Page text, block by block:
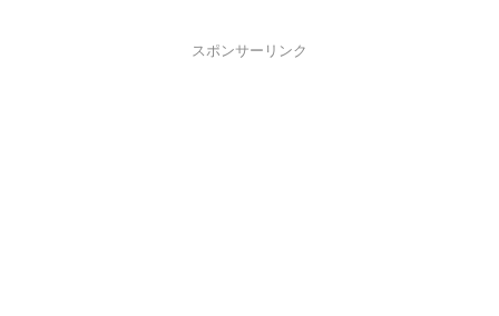
スポンサーリンク